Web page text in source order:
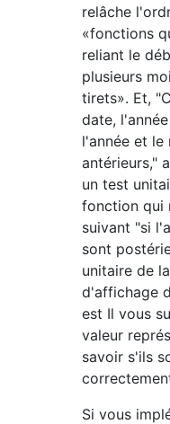
relâche
«fonctions
reliant le
plusieurs
tirets». Et,
date,
l'année et le
antérieurs,"
un test
fonction qui
suivant "si
sont
unitaire de
d'affichage
est Il vous
valeur
savoir s'ils
Si vous